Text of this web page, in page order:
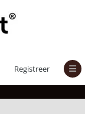
Registreer